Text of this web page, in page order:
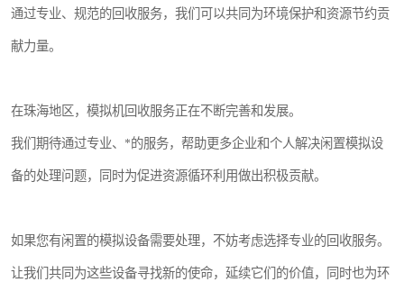
通过专业、规范的回收服务，我们可以共同为环境保护和资源节约贡
献力量。
在珠海地区，模拟机回收服务正在不断完善和发展。
我们期待通过专业、*的服务，帮助更多企业和个人解决闲置模拟设
备的处理问题，同时为促进资源循环利用做出积极贡献。
如果您有闲置的模拟设备需要处理，不妨考虑选择专业的回收服务。
让我们共同为这些设备寻找新的使命，延续它们的价值，同时也为环